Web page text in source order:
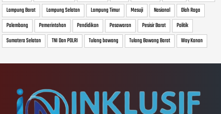
Lampung Barat
Lampung Selatan Lampung Timur Mesuji Nasional
Olah Raga
Palembang
Pemerintahan Pendidikan Pesawaran Pesisir Barat
Politik
Sumatera Selatan
TNI Dan POLRI Tulang bawang Tulang Bawang Barat Way Kanan